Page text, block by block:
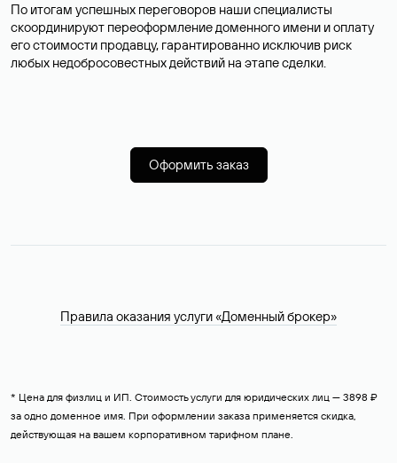
По итогам успешных переговоров наши специалисты
скоординируют переоформление доменного имени и оплату
его стоимости продавцу, гарантированно исключив риск
любых недобросовестных действий на этапе сделки.
Оформить заказ
Правила оказания услуги «Доменный брокер»
* Цена для физлиц и ИП. Стоимость услуги для юридических лиц — 3898 ₽
за одно доменное имя. При оформлении заказа применяется скидка,
действующая на вашем корпоративном тарифном плане.